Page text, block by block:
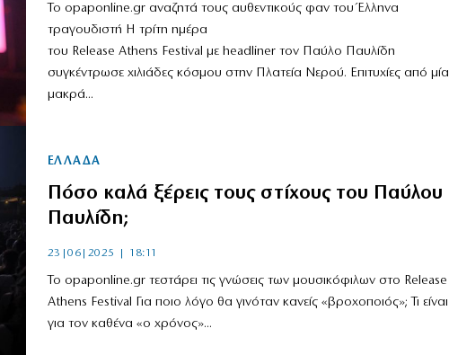
Το opaponline.gr αναζητά τους αυθεντικούς φαν του Έλληνα
τραγουδιστή Η τρίτη ημέρα
του Release Athens Festival με headliner τον Παύλο Παυλίδη
συγκέντρωσε χιλιάδες κόσμου στην Πλατεία Νερού. Επιτυχίες από μία
μακρά...
ΕΛΛΑΔΑ
Πόσο καλά ξέρεις τους στίχους του Παύλου
Παυλίδη;
23|06|2025 | 18:11
Το opaponline.gr τεστάρει τις γνώσεις των μουσικόφιλων στο Release
Athens Festival Για ποιο λόγο θα γινόταν κανείς «βροχοποιός»; Τι είναι
για τον καθένα «ο χρόνος»...